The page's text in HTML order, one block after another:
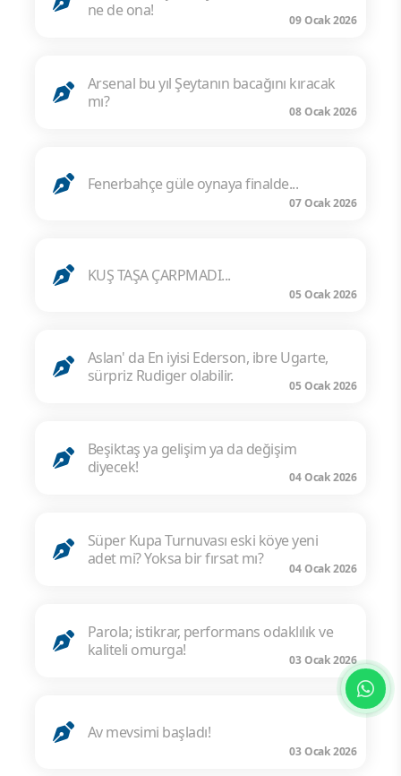
ne de ona!
09 Ocak 2026
Arsenal bu yıl Şeytanın bacağını kıracak
mı?
08 Ocak 2026
Fenerbahçe güle oynaya finalde...
07 Ocak 2026
KUŞ TAŞA ÇARPMADI...
05 Ocak 2026
Aslan' da En iyisi Ederson, ibre Ugarte,
sürpriz Rudiger olabilir.
05 Ocak 2026
Beşiktaş ya gelişim ya da değişim
diyecek!
04 Ocak 2026
Süper Kupa Turnuvası eski köye yeni
adet mi? Yoksa bir fırsat mı?
04 Ocak 2026
Parola; istikrar, performans odaklılık ve
kaliteli omurga!
03 Ocak 2026
Av mevsimi başladı!
03 Ocak 2026